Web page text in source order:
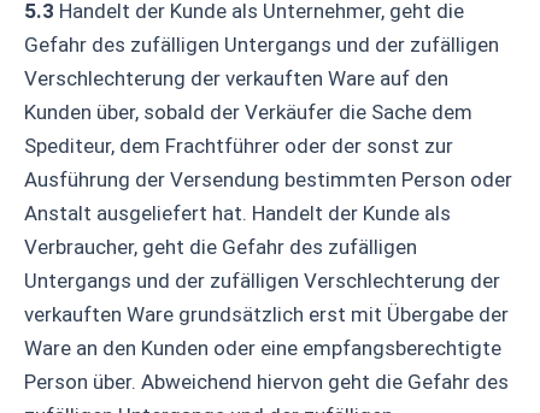
5.3 Handelt der Kunde als Unternehmer, geht die
Gefahr des zufälligen Untergangs und der zufälligen
Verschlechterung der verkauften Ware auf den
Kunden über, sobald der Verkäufer die Sache dem
Spediteur, dem Frachtführer oder der sonst zur
Ausführung der Versendung bestimmten Person oder
Anstalt ausgeliefert hat. Handelt der Kunde als
Verbraucher, geht die Gefahr des zufälligen
Untergangs und der zufälligen Verschlechterung der
verkauften Ware grundsätzlich erst mit Übergabe der
Ware an den Kunden oder eine empfangsberechtigte
Person über. Abweichend hiervon geht die Gefahr des